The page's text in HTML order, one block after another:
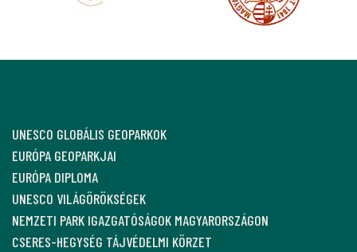
UNESCO GLOBÁLIS GEOPARKOK
EURÓPA GEOPARKJAI
EURÓPA DIPLOMA
UNESCO VILÁGÖRÖKSÉGEK
NEMZETI PARK IGAZGATÓSÁGOK MAGYARORSZÁGON
CSERES-HEGYSÉG TÁJVÉDELMI KÖRZET